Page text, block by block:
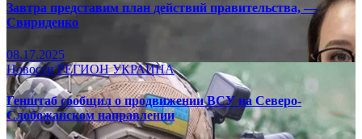
Завтра представим план действий правительства, —
Свириденко
08.17.2025
НовостиРЕГИОНУКРАИНА
Генштаб сообщил о продвижении ВСУ на Северо-
Слобожанском направлении